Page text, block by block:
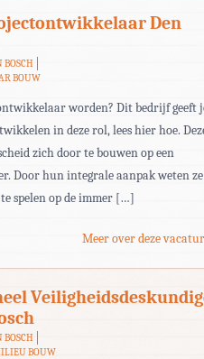
Den
BOSCH
BOUW
worden? Dit bedrijf geeft
in deze rol, lees hier hoe.
zich door te bouwen op een
Door hun integrale aanpak weten ze
spelen op de immer […]
Meer over deze
BOSCH
BOUW